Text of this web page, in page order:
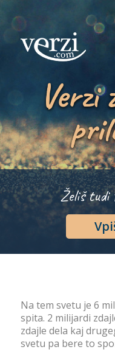
Verzi
Želiš tudi
Na tem svetu je 6
spita. 2 milijardi
zdajle dela kaj
svetu pa bere to